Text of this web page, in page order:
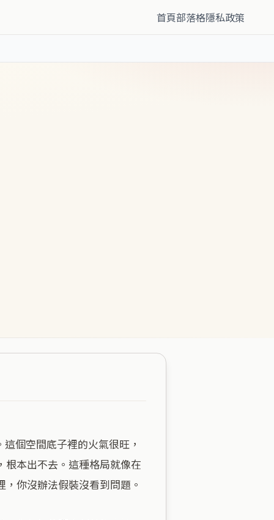
首頁部落格隱私政策
本出不去。這種格局就像在
你沒辦法假裝沒看到問題。